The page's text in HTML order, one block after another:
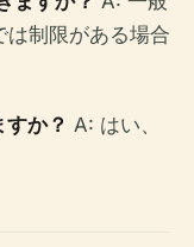
は制限がある場合
か？ A: はい、